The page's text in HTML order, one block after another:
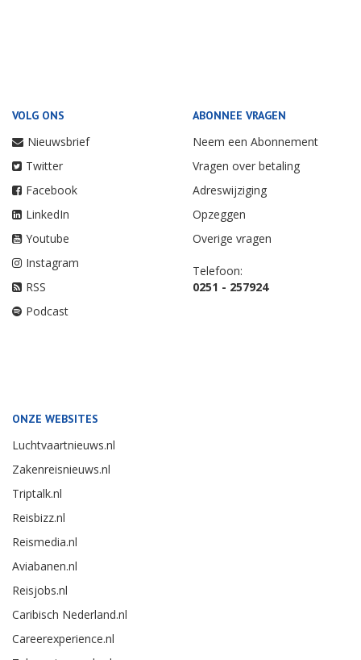
VOLG ONS
Nieuwsbrief
Twitter
Facebook
LinkedIn
Youtube
Instagram
RSS
Podcast
ABONNEE VRAGEN
Neem een Abonnement
Vragen over betaling
Adreswijziging
Opzeggen
Overige vragen
Telefoon:
0251 - 257924
ONZE WEBSITES
Luchtvaartnieuws.nl
Zakenreisnieuws.nl
Triptalk.nl
Reisbizz.nl
Reismedia.nl
Aviabanen.nl
Reisjobs.nl
Caribisch Nederland.nl
Careerexperience.nl